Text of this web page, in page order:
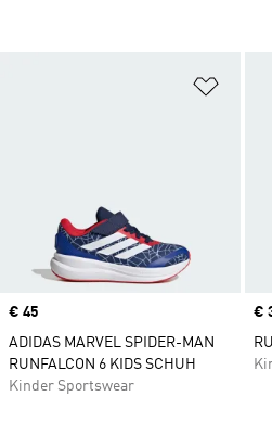
Price
€ 45
ADIDAS MARVEL SPIDER-MAN
RUNFALCON 6 KIDS SCHUH
Kinder Sportswear
€